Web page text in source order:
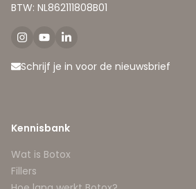
BTW: NL862111808B01
Schrijf je in voor de nieuwsbrief
Kennisbank
Wat is Botox
Fillers